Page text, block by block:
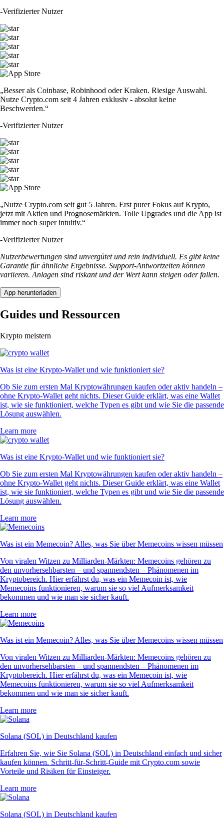
-Verifizierter Nutzer
„Besser als Coinbase, Robinhood oder Kraken. Riesige Auswahl.
Nutze Crypto.com seit 4 Jahren exklusiv - absolut keine
Beschwerden.“
-Verifizierter Nutzer
„Nutze Crypto.com seit gut 5 Jahren. Erst purer Fokus auf Krypto,
jetzt mit Aktien und Prognosemärkten. Tolle Upgrades und die App ist
immer noch super intuitiv.“
-Verifizierter Nutzer
Nutzerbewertungen sind unvergütet und rein individuell. Es gibt keine
Garantie für ähnliche Ergebnisse. Support-Antwortzeiten können
variieren. Anlagen sind riskant und der Wert kann steigen oder fallen.
App herunterladen
Guides und Ressourcen
Krypto meistern
Was ist eine Krypto-Wallet und wie funktioniert sie?
Ob Sie zum ersten Mal Kryptowährungen kaufen oder aktiv handeln –
ohne Krypto-Wallet geht nichts. Dieser Guide erklärt, was eine Wallet
ist, wie sie funktioniert, welche Typen es gibt und wie Sie die passende
Lösung auswählen.
Learn more
Was ist eine Krypto-Wallet und wie funktioniert sie?
Ob Sie zum ersten Mal Kryptowährungen kaufen oder aktiv handeln –
ohne Krypto-Wallet geht nichts. Dieser Guide erklärt, was eine Wallet
ist, wie sie funktioniert, welche Typen es gibt und wie Sie die passende
Lösung auswählen.
Learn more
Was ist ein Memecoin? Alles, was Sie über Memecoins wissen müssen
Von viralen Witzen zu Milliarden-Märkten: Memecoins gehören zu
den unvorhersehbarsten – und spannendsten – Phänomenen im
Kryptobereich. Hier erfährst du, was ein Memecoin ist, wie
Memecoins funktionieren, warum sie so viel Aufmerksamkeit
bekommen und wie man sie sicher kauft.
Learn more
Was ist ein Memecoin? Alles, was Sie über Memecoins wissen müssen
Von viralen Witzen zu Milliarden-Märkten: Memecoins gehören zu
den unvorhersehbarsten – und spannendsten – Phänomenen im
Kryptobereich. Hier erfährst du, was ein Memecoin ist, wie
Memecoins funktionieren, warum sie so viel Aufmerksamkeit
bekommen und wie man sie sicher kauft.
Learn more
Solana (SOL) in Deutschland kaufen
Erfahren Sie, wie Sie Solana (SOL) in Deutschland einfach und sicher
kaufen können. Schritt-für-Schritt-Guide mit Crypto.com sowie
Vorteile und Risiken für Einsteiger.
Learn more
Solana (SOL) in Deutschland kaufen